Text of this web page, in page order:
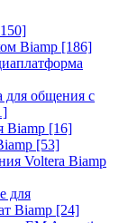
Biamp [186]
для общения с
Biamp [16]
[53]
Voltera Biamp
для
Biamp [24]